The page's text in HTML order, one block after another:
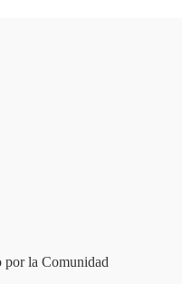
por la Comunidad